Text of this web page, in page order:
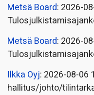
Metsä Board: 2026-
Metsä Board: 2026-
Ilkka Oyj: 2026-08-06
hallitus/johto/